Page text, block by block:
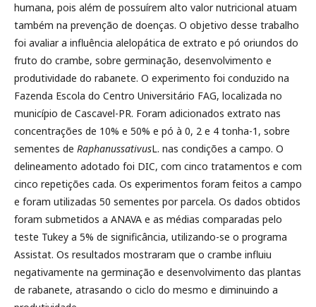
humana, pois além de possuírem alto valor nutricional atuam
também na prevenção de doenças. O objetivo desse trabalho
foi avaliar a influência alelopática de extrato e pó oriundos do
fruto do crambe, sobre germinação, desenvolvimento e
produtividade do rabanete. O experimento foi conduzido na
Fazenda Escola do Centro Universitário FAG, localizada no
município de Cascavel-PR. Foram adicionados extrato nas
concentrações de 10% e 50% e pó à 0, 2 e 4 tonha-1, sobre
sementes de RaphanussativusL. nas condições a campo. O
delineamento adotado foi DIC, com cinco tratamentos e com
cinco repetições cada. Os experimentos foram feitos a campo
e foram utilizadas 50 sementes por parcela. Os dados obtidos
foram submetidos a ANAVA e as médias comparadas pelo
teste Tukey a 5% de significância, utilizando-se o programa
Assistat. Os resultados mostraram que o crambe influiu
negativamente na germinação e desenvolvimento das plantas
de rabanete, atrasando o ciclo do mesmo e diminuindo a